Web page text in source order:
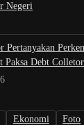
Negeri
Pertanyakan
Paksa Debt
Ekonomi Foto